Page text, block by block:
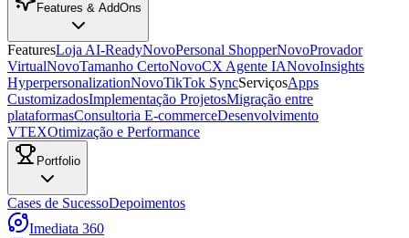
Features & AddOns
FeaturesLoja AI-ReadyNovoPersonal ShopperNovoProvador
VirtualNovoTamanho CertoNovoCX Agente IANovoInsights
HyperpersonalizationNovoTikTok SyncServiçosApps
CustomizadosImplementação ProjetosMigração entre
plataformasConsultoria E-commerceDesenvolvimento
VTEXOtimização e Performance
Portfolio
Cases de SucessoDepoimentos
Imediata 360